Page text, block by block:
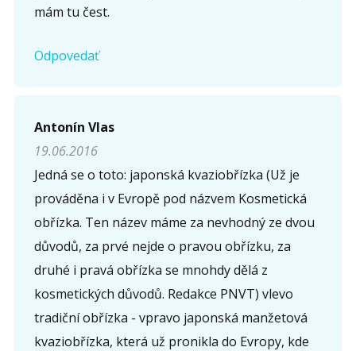
mám tu čest.
Odpovedať
Antonín Vlas
19.06.2016
Jedná se o toto: japonská kvaziobřízka (Už je
prováděna i v Evropě pod názvem Kosmetická
obřízka. Ten název máme za nevhodný ze dvou
důvodů, za prvé nejde o pravou obřízku, za
druhé i pravá obřízka se mnohdy dělá z
kosmetických důvodů. Redakce PNVT) vlevo
tradiční obřízka - vpravo japonská manžetová
kvaziobřízka, která už pronikla do Evropy, kde